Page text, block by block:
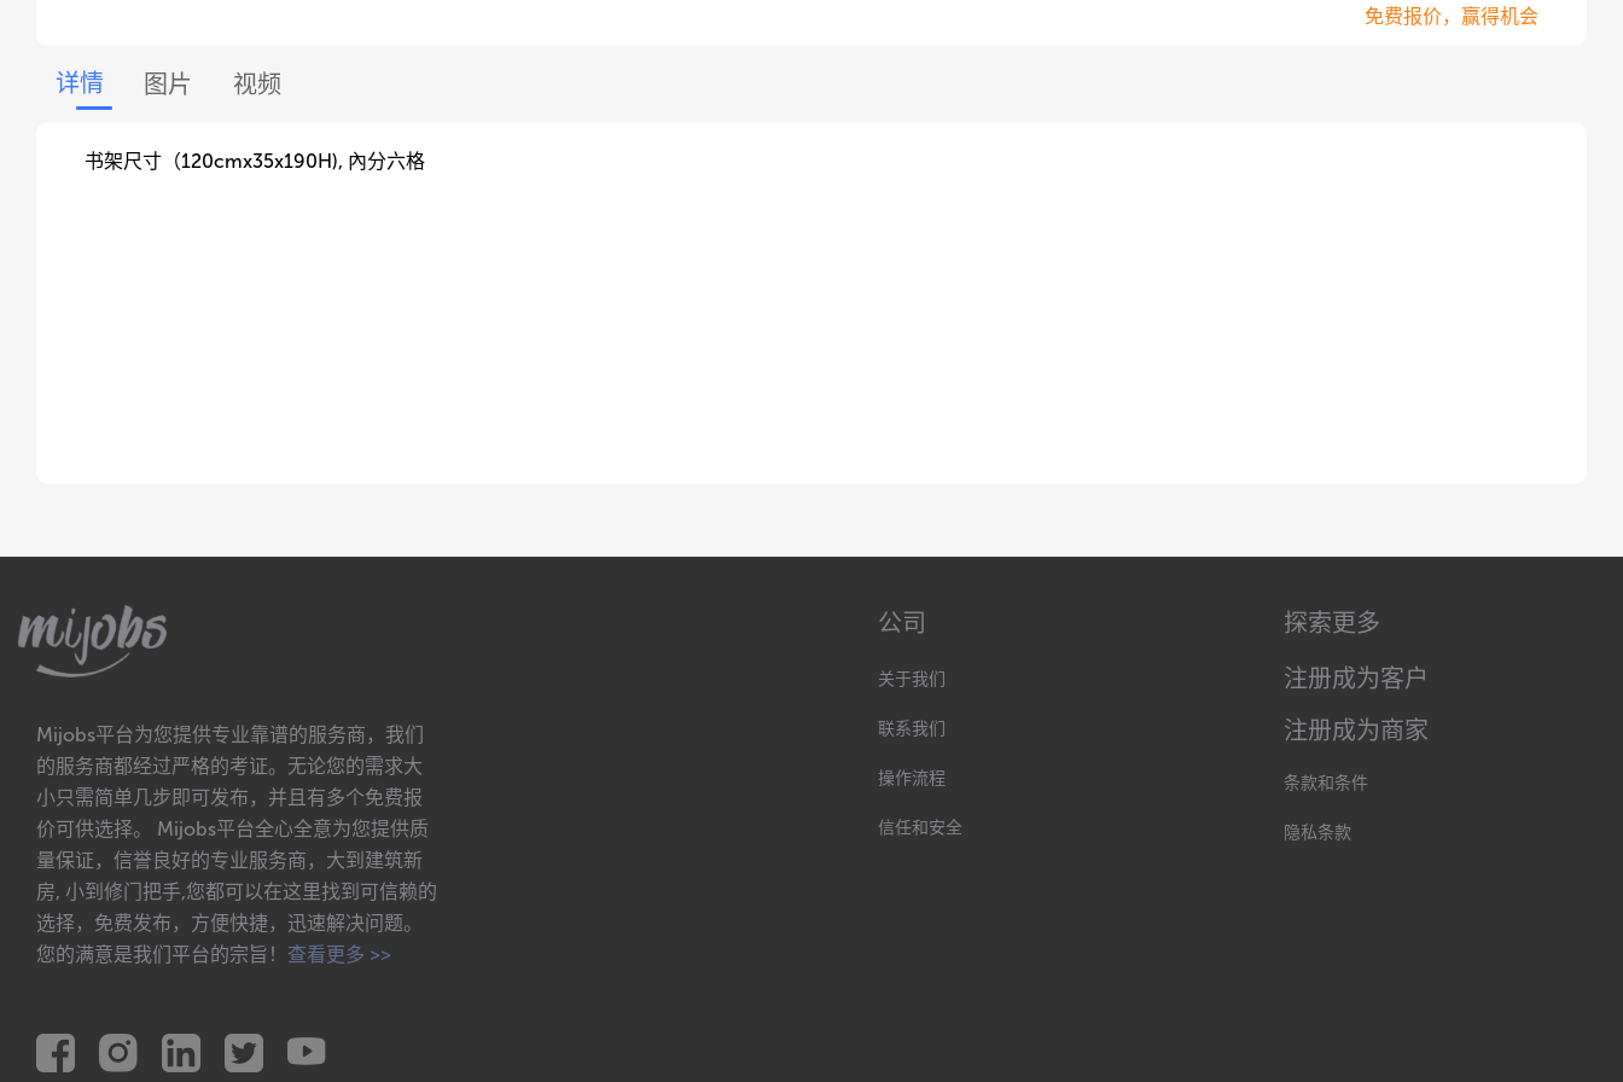
免费报价，赢得机会
详情 图片 视频
书架尺寸（120cmx35x190H), 內分六格
Mijobs平台为您提供专业靠谱的服务商，我们
的服务商都经过严格的考证。无论您的需求大
小只需简单几步即可发布，并且有多个免费报
价可供选择。 Mijobs平台全心全意为您提供质
量保证，信誉良好的专业服务商，大到建筑新
房, 小到修门把手,您都可以在这里找到可信赖的
选择，免费发布，方便快捷，迅速解决问题。
您的满意是我们平台的宗旨！ 查看更多 >>
公司
关于我们
联系我们
操作流程
信任和安全
探索更多
注册成为客户
注册成为商家
条款和条件
隐私条款